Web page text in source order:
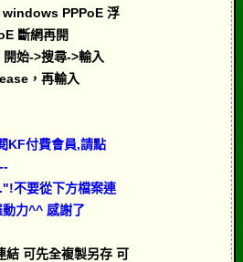
windows PPPoE 浮
斷網再開
始->搜尋->輸入
，再輸入
KF付費會員,請點
不要從下方檔案連
力^^ 感謝了
可先全複製另存 可